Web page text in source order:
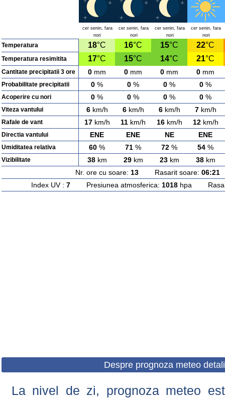
cer senin, fara
nori
cer senin, fara
nori
cer senin, fara
nori
cer senin, fara
nori
Temperatura 18°C 16°C 15°C 22°C
Temperatura resimitita 17°C 15°C 14°C 21°C
Cantitate precipitatii 3 ore 0 mm 0 mm 0 mm 0 mm
Probabilitate precipitatii 0 % 0 % 0 % 0 %
Acoperire cu nori 0 % 0 % 0 % 0 %
Viteza vantului 6km/h 6km/h 6km/h 7km/h
Rafale de vant 17km/h 11 km/h 16km/h 12km/h
Directia vantului ENE ENE NE ENE
Umiditatea relativa 60 % 71 % 72 % 54 %
Vizibilitate 38km 29km 23km 38km
Nr. ore cu soare: 13Rasarit soare: 06:21
Index UV : 7Presiunea atmosferica: 1018hpa
Despre prognoza meteo
La nivel de zi, prognoza meteo